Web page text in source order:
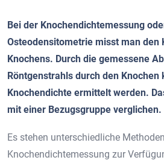
Bei der Knochendichtemessung
Osteodensitometrie misst man den
Knochens. Durch die gemessene
Röntgenstrahls durch den Knochen
Knochendichte ermittelt werden.
mit einer Bezugsgruppe verglichen.
Es stehen unterschiedliche
Knochendichtemessung zur